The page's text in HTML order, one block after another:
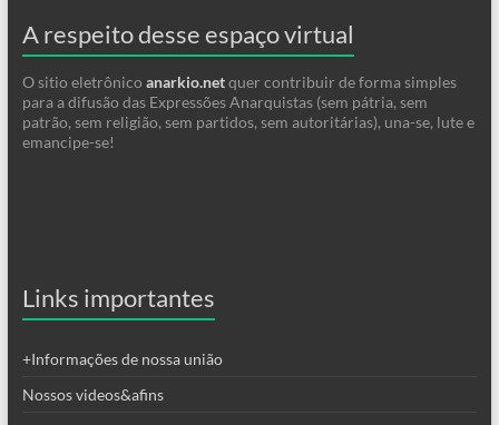
A respeito desse espaço virtual
O sitio eletrônico anarkio.netquer contribuir de forma simples
para a difusão das Expressões Anarquistas (sem pátria, sem
patrão, sem religião, sem partidos, sem autoritárias), una-se, lute e
emancipe-se!
Links importantes
+Informações de nossa união
Nossos videos&afins